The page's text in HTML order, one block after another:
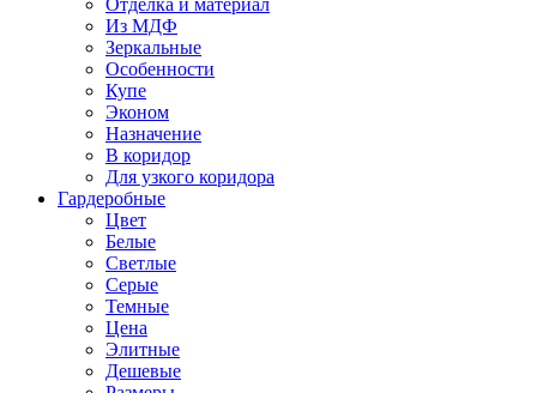
Отделка и материал
Из МДФ
Зеркальные
Особенности
Купе
Эконом
Назначение
В коридор
Для узкого коридора
Гардеробные
Цвет
Белые
Светлые
Серые
Темные
Цена
Элитные
Дешевые